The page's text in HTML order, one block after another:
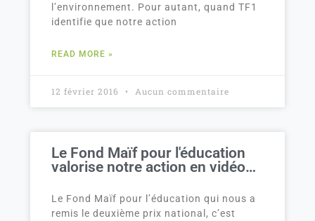
l’environnement. Pour autant, quand TF1
identifie que notre action
READ MORE »
12 février 2016 Aucun commentaire
Le Fond Maïf pour l'éducation
valorise notre action en vidéo…
Le Fond Maïf pour l’éducation qui nous a
remis le deuxième prix national, c’est